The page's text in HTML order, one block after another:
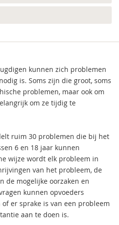
kunnen zich problemen
is. Soms zijn die groot, soms
problemen, maar ook om
om ze tijdig te
ruim 30 problemen die bij het
6 en 18 jaar kunnen
wijze wordt elk probleem in
van het probleem, de
de mogelijke oorzaken en
kunnen opvoeders
er sprake is van een probleem
aan te doen is.